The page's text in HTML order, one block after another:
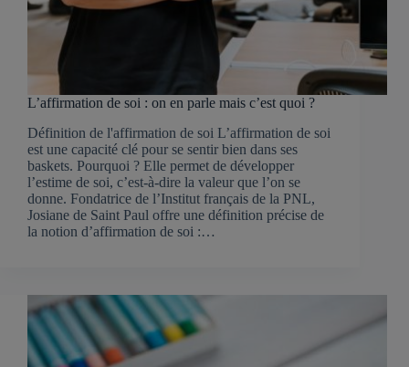
L’affirmation de soi : on en parle mais c’est quoi ?
Définition de l'affirmation de soi L’affirmation de soi
est une capacité clé pour se sentir bien dans ses
baskets. Pourquoi ? Elle permet de développer
l’estime de soi, c’est-à-dire la valeur que l’on se
donne. Fondatrice de l’Institut français de la PNL,
Josiane de Saint Paul offre une définition précise de
la notion d’affirmation de soi :…